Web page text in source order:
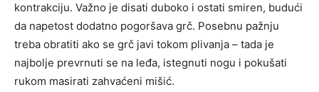
kontrakciju. Važno je disati duboko i ostati smiren, budući
da napetost dodatno pogoršava grč. Posebnu pažnju
treba obratiti ako se grč javi tokom plivanja – tada je
najbolje prevrnuti se na leđa, istegnuti nogu i pokušati
rukom masirati zahvaćeni mišić.